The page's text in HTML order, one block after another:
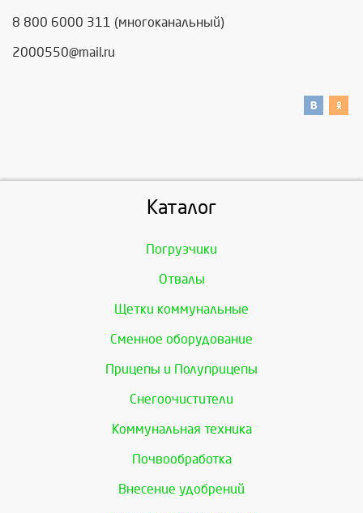
8 800 6000 311 (многоканальный)
2000550@mail.ru
Каталог
Погрузчики
Отвалы
Щетки коммунальные
Сменное оборудование
Прицепы и Полуприцепы
Снегоочистители
Коммунальная техника
Почвообработка
Внесение удобрений